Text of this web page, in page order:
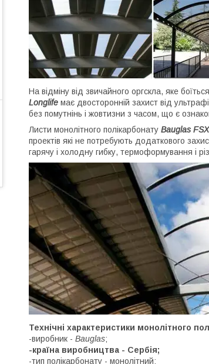
На відміну від звичайного оргскла, яке
Longlife має двосторонній захист від
без помутнінь і жовтизни з часом, що є
Листи монолітного полікарбонату Bauglas
проектів які не потребують додаткового
гарячу і холодну гибку, термоформування і
Технічні характеристики монолітного
-виробник - Bauglas;
-країна виробництва - Сербія;
-тип полікарбонату - монолітний;